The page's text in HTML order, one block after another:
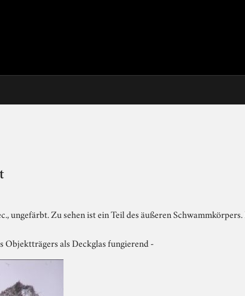
ungefärbt. Zu sehen ist ein Teil des äußeren
Objektträgers als Deckglas fungierend -